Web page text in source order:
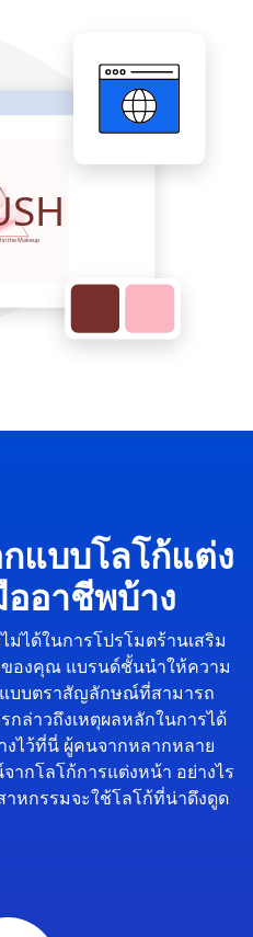
แบบโลโก้แต่ง
อาชีพบ้าง
ม่ได้ในการโปรโมตร้านเสริม
ของคุณ แบรนด์ชั้นนำให้ความ
บบตราสัญลักษณ์ที่สามารถ
กล่าวถึงเหตุผลหลักในการได้
งไว้ที่นี่ ผู้คนจากหลากหลาย
ากโลโก้การแต่งหน้า อย่างไร
หกรรมจะใช้โลโก้ที่น่าดึงดูด